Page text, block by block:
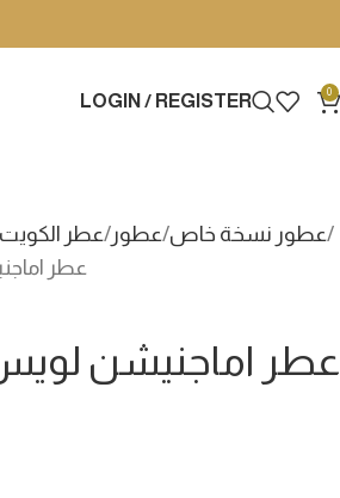
LOGIN / REGISTER 0
عطر عطور عطور نسخة خاص
عطر
عطر اماجنيشن